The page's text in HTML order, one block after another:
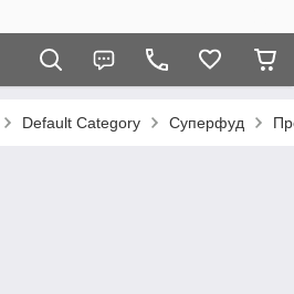
Default Category Суперфуд